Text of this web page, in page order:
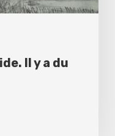
Il y a du